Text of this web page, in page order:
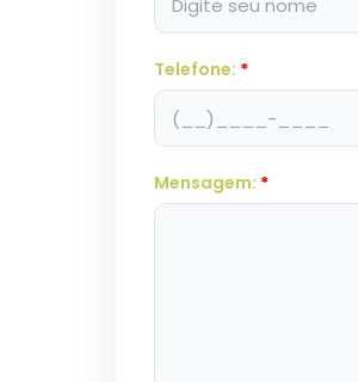
Telefone: *
Mensagem: *